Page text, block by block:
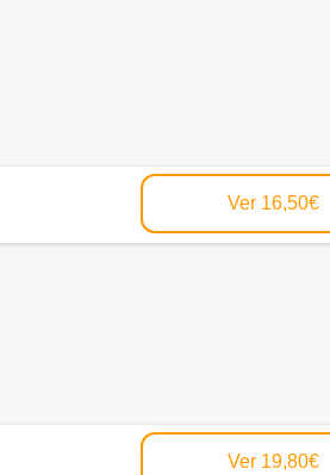
Ver 16,50€
Ver 19,80€